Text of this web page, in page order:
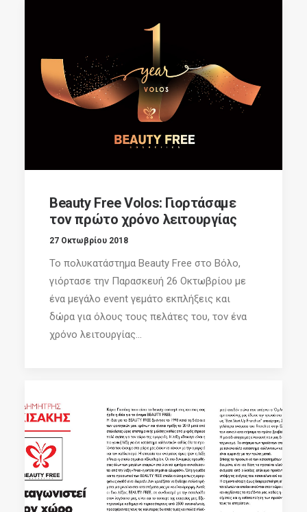
Beauty Free Volos: Γιορτάσαμε
τον πρώτο χρόνο λειτουργίας
27 Οκτωβρίου 2018
Το πολυκατάστημα Beauty Free στο Βόλο,
γιόρτασε την Παρασκευή 26 Οκτωβρίου με
ένα μεγάλο event γεμάτο εκπλήξεις και
δώρα για όλους τους πελάτες του, τον ένα
χρόνο λειτουργίας...